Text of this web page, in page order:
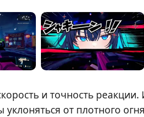
и точность
от плотного